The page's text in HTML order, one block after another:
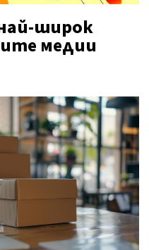
широк
медии